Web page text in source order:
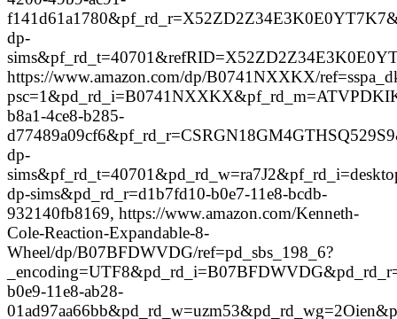
dp-
https://www.amazon.com/dp/B0741NXXKX/
b8a1-4ce8-b285-
dp-
dp-sims&pd_rd_r=d1b7fd10-b0e7-11e8-bcdb-
932140fb8169, https://www.amazon.com/Kenneth-
Cole-Reaction-Expandable-8-
Wheel/dp/B07BFDWVDG/ref=pd_sbs_198_6?
b0e9-11e8-ab28-